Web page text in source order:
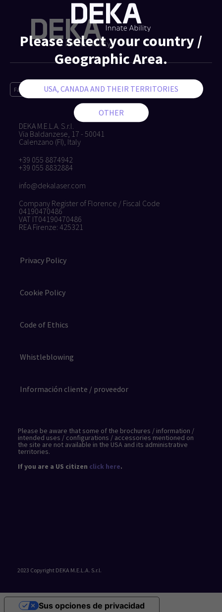
Facebook Instagram Linkedin Youtube
DEKA M.E.L.A. S.r.l.
Via Baldanzese, 17 - 50041
Calenzano (FI), Italy
+39 055 8874942
+39 055 8832884
info@dekalaser.com
Company Register of Florence / Fiscal Code
04190470486
VAT IT04190470486
REA Firenze: 425321
Privacy Policy
Cookie Policy
Code of Ethics
Whistleblowing
Información cliente / proveedor
Please be aware that some of the brochures / information /
intended uses / configurations / accessories mentioned on
the site are not available in the USA and its administrative
territories.
If you are a US citizen click here.
2023 Copyright DEKA M.E.L.A. S.r.l.
Please select your country /
Geographic Area.
Sus opciones de privacidad